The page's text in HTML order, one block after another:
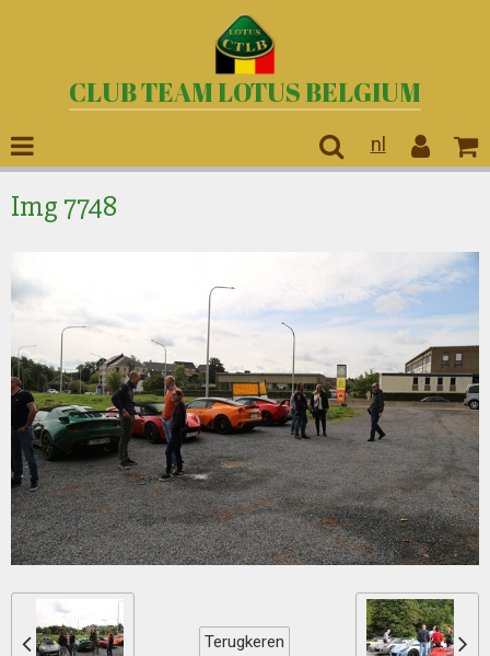
CLUB TEAM LOTUS BELGIUM
nl
Img 7748
Terugkeren